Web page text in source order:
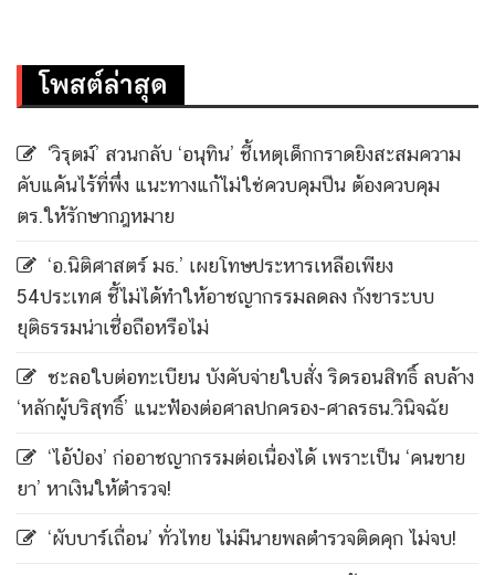
โพสต์ล่าสุด
‘วิรุตม์’ สวนกลับ ‘อนุทิน’ ชี้เหตุเด็กกราดยิงสะสมความ
คับแค้นไร้ที่พึ่ง แนะทางแก้ไม่ใช่ควบคุมปืน ต้องควบคุม
ตร.ให้รักษากฎหมาย
‘อ.นิติศาสตร์ มธ.’ เผยโทษประหารเหลือเพียง
54ประเทศ ชี้ไม่ได้ทำให้อาชญากรรมลดลง กังขาระบบ
ยุติธรรมน่าเชื่อถือหรือไม่
ชะลอใบต่อทะเบียน บังคับจ่ายใบสั่ง ริดรอนสิทธิ์ ลบล้าง
‘หลักผู้บริสุทธิ์’ แนะฟ้องต่อศาลปกครอง-ศาลรธน.วินิจฉัย
‘ไอ้ป๋อง’ ก่ออาชญากรรมต่อเนื่องได้ เพราะเป็น ‘คนขาย
ยา’ หาเงินให้ตำรวจ!
‘ผับบาร์เถื่อน’ ทั่วไทย ไม่มีนายพลตำรวจติดคุก ไม่จบ!